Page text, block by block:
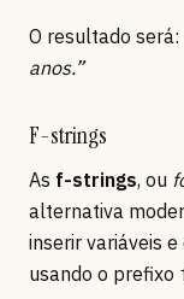
O resultado será:
anos.”
F-strings
As f-strings, ou
alternativa
inserir variáveis
usando o prefixo